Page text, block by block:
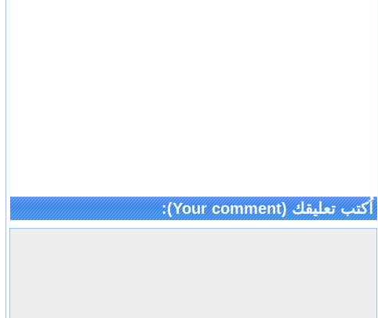
اُكتب تعليقك (Your comment):